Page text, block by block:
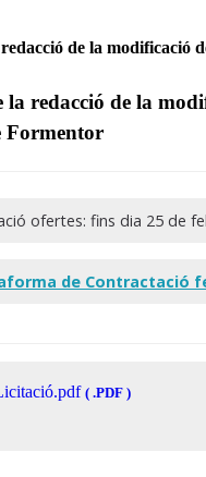
de la modificació
la redacció de la
Formentor
ofertes: fins dia 25 de
de Contractació
( .PDF )